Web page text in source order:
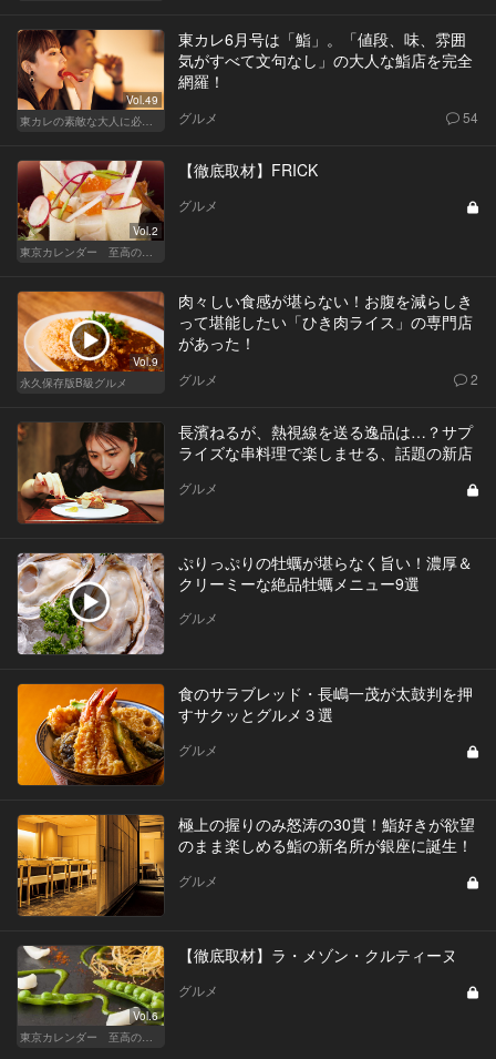
Vol.49
東カレの素敵な大人に必要なこと
東カレ6月号は「鮨」。「値段、味、雰囲
気がすべて文句なし」の大人な鮨店を完全
網羅！
グルメ 54
Vol.2
東京カレンダー 至高の名店シリーズ
【徹底取材】FRICK
グルメ
Vol.9
永久保存版B級グルメ
肉々しい食感が堪らない！お腹を減らしき
って堪能したい「ひき肉ライス」の専門店
があった！
グルメ 2
長濱ねるが、熱視線を送る逸品は…？サプ
ライズな串料理で楽しませる、話題の新店
グルメ
ぷりっぷりの牡蠣が堪らなく旨い！濃厚＆
クリーミーな絶品牡蠣メニュー9選
グルメ
食のサラブレッド・長嶋一茂が太鼓判を押
すサクッとグルメ３選
グルメ
極上の握りのみ怒涛の30貫！鮨好きが欲望
のまま楽しめる鮨の新名所が銀座に誕生！
グルメ
Vol.6
【徹底取材】ラ・メゾン・クルティーヌ
グルメ